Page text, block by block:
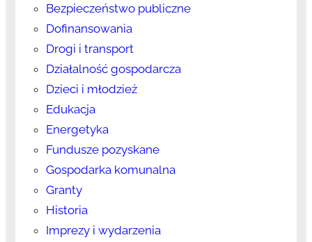
Bezpieczeństwo publiczne
Dofinansowania
Drogi i transport
Działalność gospodarcza
Dzieci i młodzież
Edukacja
Energetyka
Fundusze pozyskane
Gospodarka komunalna
Granty
Historia
Imprezy i wydarzenia